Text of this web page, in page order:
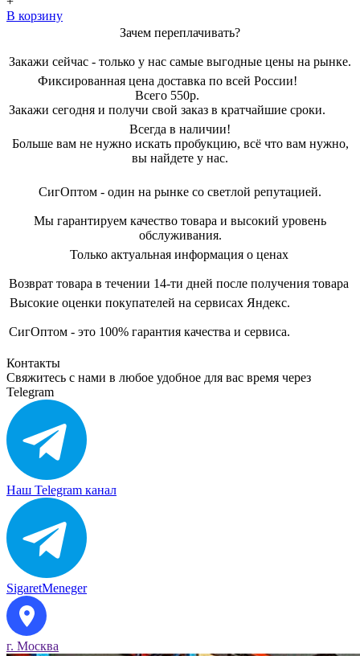
В корзину
Зачем переплачивать?
Закажи сейчас - только у нас самые выгодные цены на рынке.
Фиксированная цена доставка по всей России!
Всего 550р.
Закажи сегодня и получи свой заказ в кратчайшие сроки.
Всегда в наличии!
Больше вам не нужно искать пробукцию, всё что вам нужно,
вы найдете у нас.
СигОптом - один на рынке со светлой репутацией.
Мы гарантируем качество товара и высокий уровень
обслуживания.
Только актуальная информация о ценах
Возврат товара в течении 14-ти дней после получения товара
Высокие оценки покупателей на сервисах Яндекс.
СигОптом - это 100% гарантия качества и сервиса.
Контакты
Свяжитесь с нами в любое удобное для вас время через
Telegram
Наш Telegram канал
SigaretMeneger
г. Москва